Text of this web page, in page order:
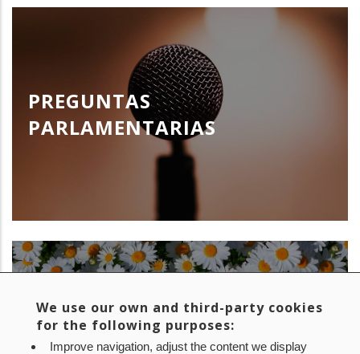
PREGUNTAS
PARLAMENTARIAS
RECONOCIMIENTOS
We use our own and third-party cookies
for the following purposes:
Improve navigation, adjust the content we display